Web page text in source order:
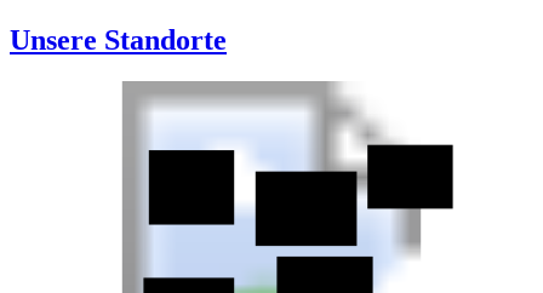
Unsere Standorte